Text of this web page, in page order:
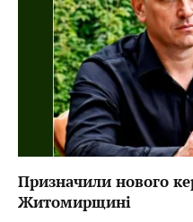
Призначили нового
Житомирщині